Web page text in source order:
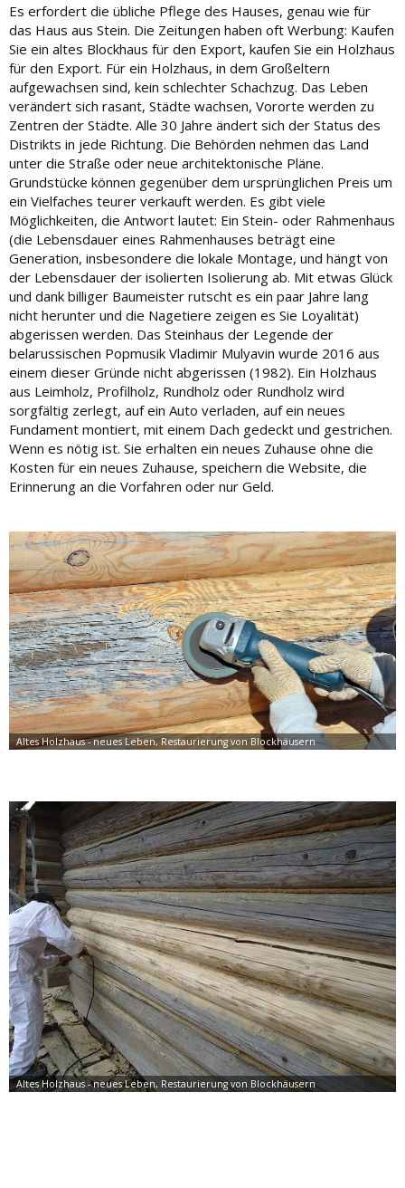
Es erfordert die übliche Pflege des Hauses, genau wie für
das Haus aus Stein. Die Zeitungen haben oft Werbung: Kaufen
Sie ein altes Blockhaus für den Export, kaufen Sie ein Holzhaus
für den Export. Für ein Holzhaus, in dem Großeltern
aufgewachsen sind, kein schlechter Schachzug. Das Leben
verändert sich rasant, Städte wachsen, Vororte werden zu
Zentren der Städte. Alle 30 Jahre ändert sich der Status des
Distrikts in jede Richtung. Die Behörden nehmen das Land
unter die Straße oder neue architektonische Pläne.
Grundstücke können gegenüber dem ursprünglichen Preis um
ein Vielfaches teurer verkauft werden. Es gibt viele
Möglichkeiten, die Antwort lautet: Ein Stein- oder Rahmenhaus
(die Lebensdauer eines Rahmenhauses beträgt eine
Generation, insbesondere die lokale Montage, und hängt von
der Lebensdauer der isolierten Isolierung ab. Mit etwas Glück
und dank billiger Baumeister rutscht es ein paar Jahre lang
nicht herunter und die Nagetiere zeigen es Sie Loyalität)
abgerissen werden. Das Steinhaus der Legende der
belarussischen Popmusik Vladimir Mulyavin wurde 2016 aus
einem dieser Gründe nicht abgerissen (1982). Ein Holzhaus
aus Leimholz, Profilholz, Rundholz oder Rundholz wird
sorgfältig zerlegt, auf ein Auto verladen, auf ein neues
Fundament montiert, mit einem Dach gedeckt und gestrichen.
Wenn es nötig ist. Sie erhalten ein neues Zuhause ohne die
Kosten für ein neues Zuhause, speichern die Website, die
Erinnerung an die Vorfahren oder nur Geld.